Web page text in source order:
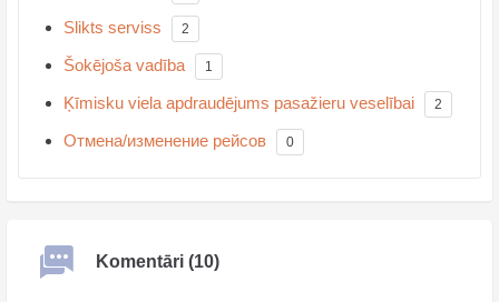
Slikts serviss 2
Šokējoša vadība 1
Ķīmisku viela apdraudējums pasažieru veselībai 2
Отмена/изменение рейсов 0
Komentāri (10)